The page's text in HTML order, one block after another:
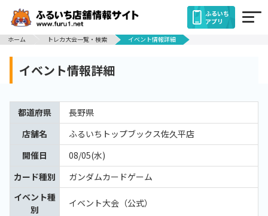
ふるいち
アプリ
ホーム
トレカ大会一覧・検索 イベント情報詳細
イベント情報詳細
都道府県
長野県
店舗名
ふるいちトップブックス佐久平店
開催日
08/05(水)
カード種別
ガンダムカードゲーム
イベント種
別
イベント大会（公式）